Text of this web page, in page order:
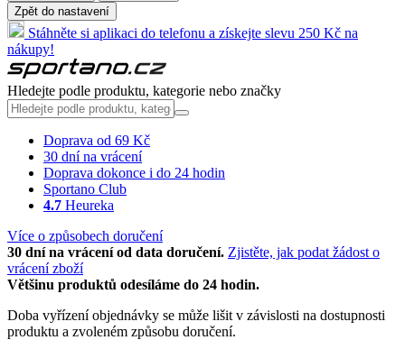
Zpět do nastavení
Stáhněte si aplikaci do telefonu a získejte slevu 250 Kč na
nákupy!
Hledejte podle produktu, kategorie nebo značky
Doprava od 69 Kč
30 dní na vrácení
Doprava dokonce i do 24 hodin
Sportano Club
4.7 Heureka
Více o způsobech doručení
30 dní na vrácení od data doručení. Zjistěte, jak podat žádost o
vrácení zboží
Většinu produktů odesíláme do 24 hodin.
Doba vyřízení objednávky se může lišit v závislosti na dostupnosti
produktu a zvoleném způsobu doručení.